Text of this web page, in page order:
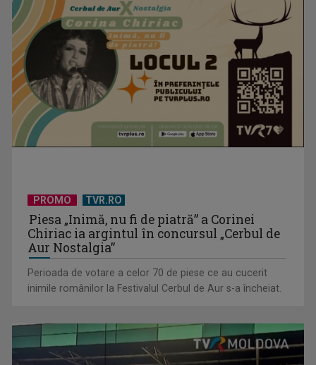
Premiile Oscar 2026: Sfârșit de epocă și eterna întoarcere a
Filmului la Teatru
Cum ne-a îmbolnăvit telefonul și cum salvarea era mereu
acolo: Mai încet, fă ...
PROMO TVR.RO
Piesa „Inimă, nu fi de piatră” a Corinei
Chiriac ia argintul în concursul „Cerbul de
Aur Nostalgia”
Perioada de votare a celor 70 de piese ce au cucerit